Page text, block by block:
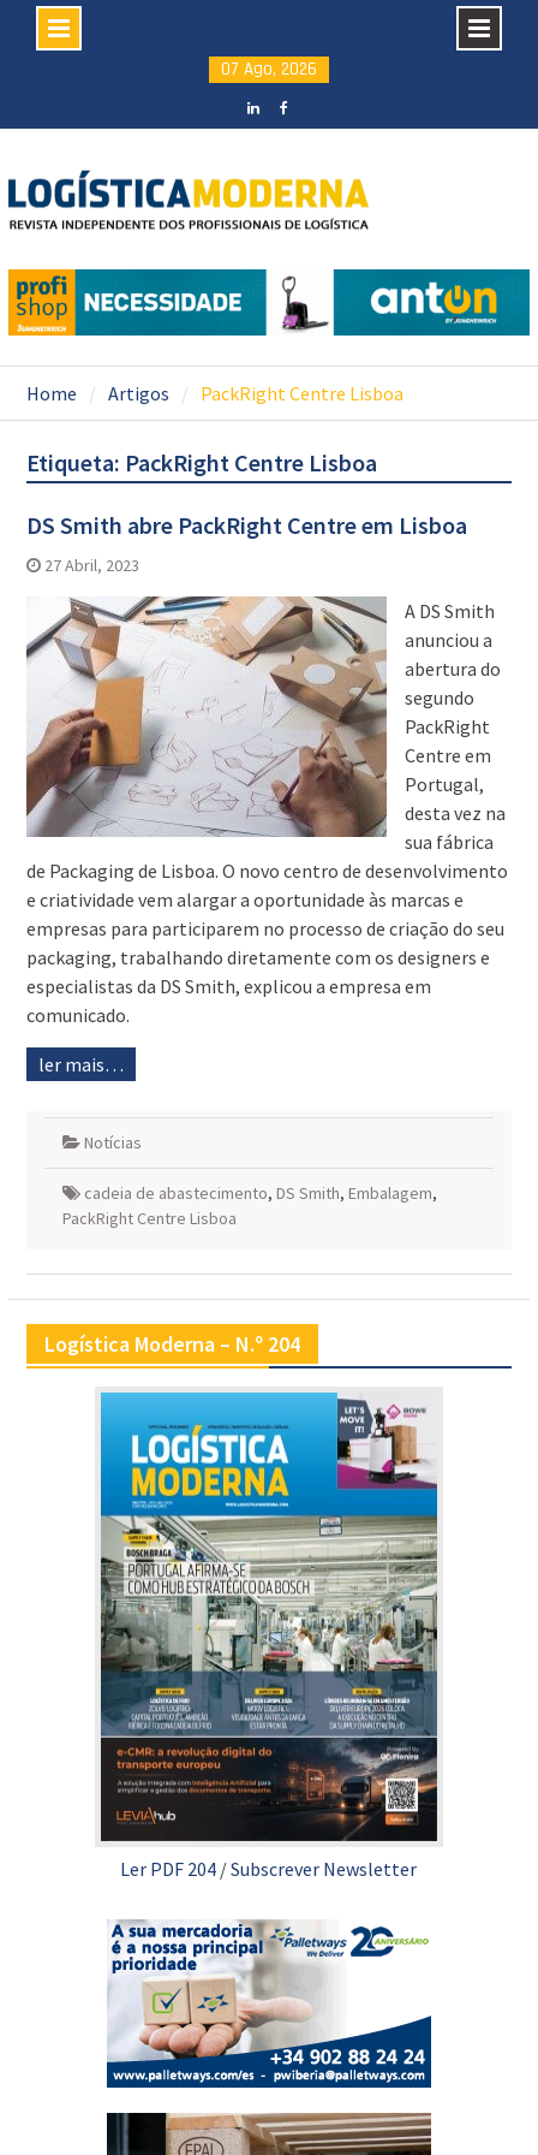
content
07 Ago, 2026
Home Artigos PackRight Centre Lisboa
Etiqueta: PackRight Centre Lisboa
DS Smith abre PackRight Centre em Lisboa
27 Abril, 2023
A DS Smith
anunciou a
abertura do
segundo
PackRight
Centre em
Portugal,
desta vez na
sua fábrica
de Packaging de Lisboa. O novo centro de desenvolvimento
e criatividade vem alargar a oportunidade às marcas e
empresas para participarem no processo de criação do seu
packaging, trabalhando diretamente com os designers e
especialistas da DS Smith, explicou a empresa em
comunicado.
ler mais…
Notícias
cadeia de abastecimento, DS Smith, Embalagem,
PackRight Centre Lisboa
Logística Moderna – N.º 204
Ler PDF 204 /Subscrever Newsletter